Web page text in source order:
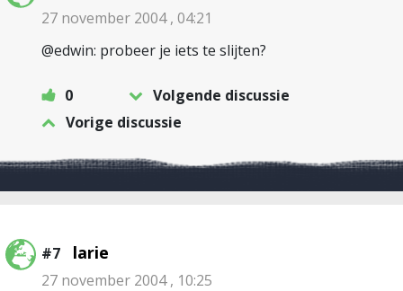
27 november 2004 , 04:21
@edwin: probeer je iets te slijten?
0
Volgende discussie
Vorige discussie
#7 larie
27 november 2004 , 10:25